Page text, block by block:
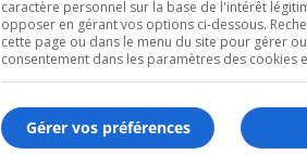
caractère personnel sur la base de l'intérêt
opposer en gérant vos options ci-dessous.
cette page ou dans le menu du site pour gérer
consentement dans les paramètres des cookies
Gérer vos préférences